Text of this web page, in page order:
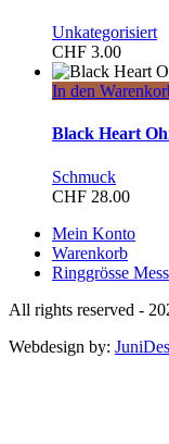
Unkategorisiert
CHF 3.00
In den
Black Heart
Schmuck
CHF 28.00
Mein Konto
Warenkorb
Ringgrösse
All rights reserved -
Webdesign by: